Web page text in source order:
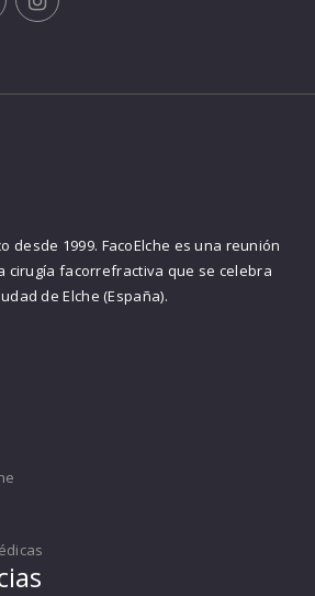
desde 1999. FacoElche es una reunión
cirugía facorrefractiva que se celebra
de Elche (España).